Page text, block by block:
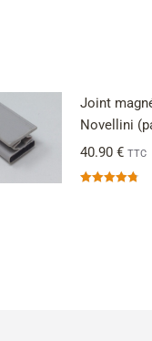
Joint
Novellini
40.90 € TTC